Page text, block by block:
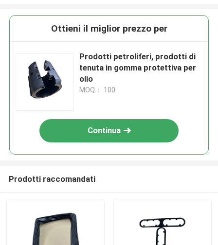
Ottieni il miglior prezzo per
Prodotti petroliferi, prodotti di
tenuta in gomma protettiva per
olio
MOQ： 100
Continua
Prodotti raccomandati